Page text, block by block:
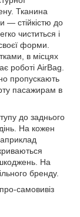
Тканина
— стійкістю до
чиститься і
форми.
в місцях
роботі AirBag.
пропускають
пасажирам в
до заднього
На кожен
На
бренду.
самовивіз